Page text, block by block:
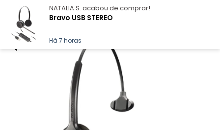
NATALIA S. acabou de comprar!
Bravo USB STEREO
Há 7 horas